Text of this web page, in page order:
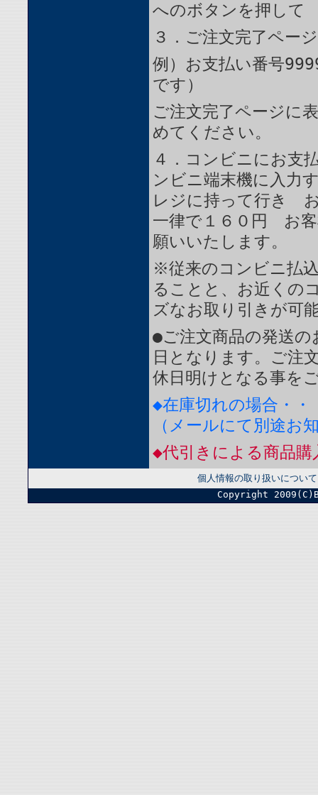
へのボタンを押して
３．ご注文完了ペー
例）お支払い番号
です）
ご注文完了ページに
めてください。
４．コンビニにお支
ンビニ端末機に入
レジに持って行き
一律で１６０円 お
願いいたします。
※従来のコンビニ払
ることと、お近くの
ズなお取り引きが可
●ご注文商品の発送の
日となります。ご注
休日明けとなる事を
◆在庫切れの場合・・
（メールにて別途お
◆代引きによる商品
個人情報の取り扱いについて
Copyright